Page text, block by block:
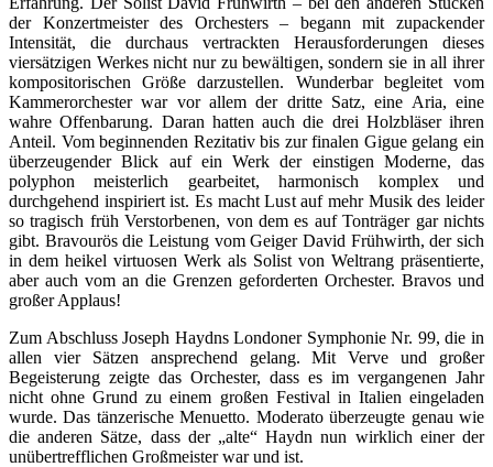
der Konzertmeister des Orchesters – begann mit zupackender
Intensität, die durchaus vertrackten Herausforderungen dieses
viersätzigen Werkes nicht nur zu bewältigen, sondern sie in all ihrer
kompositorischen Größe darzustellen. Wunderbar begleitet vom
Kammerorchester war vor allem der dritte Satz, eine Aria, eine
wahre Offenbarung. Daran hatten auch die drei Holzbläser ihren
Anteil. Vom beginnenden Rezitativ bis zur finalen Gigue gelang ein
überzeugender Blick auf ein Werk der einstigen Moderne, das
polyphon meisterlich gearbeitet, harmonisch komplex und
durchgehend inspiriert ist. Es macht Lust auf mehr Musik des leider
so tragisch früh Verstorbenen, von dem es auf Tonträger gar nichts
gibt. Bravourös die Leistung vom Geiger David Frühwirth, der sich
in dem heikel virtuosen Werk als Solist von Weltrang präsentierte,
aber auch vom an die Grenzen geforderten Orchester. Bravos und
großer Applaus!
Zum Abschluss Joseph Haydns Londoner Symphonie Nr. 99, die in
allen vier Sätzen ansprechend gelang. Mit Verve und großer
Begeisterung zeigte das Orchester, dass es im vergangenen Jahr
nicht ohne Grund zu einem großen Festival in Italien eingeladen
wurde. Das tänzerische Menuetto. Moderato überzeugte genau wie
die anderen Sätze, dass der „alte“ Haydn nun wirklich einer der
unübertrefflichen Großmeister war und ist.